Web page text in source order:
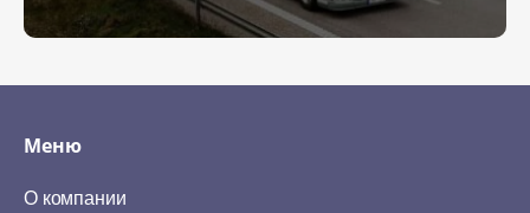
Меню
О компании